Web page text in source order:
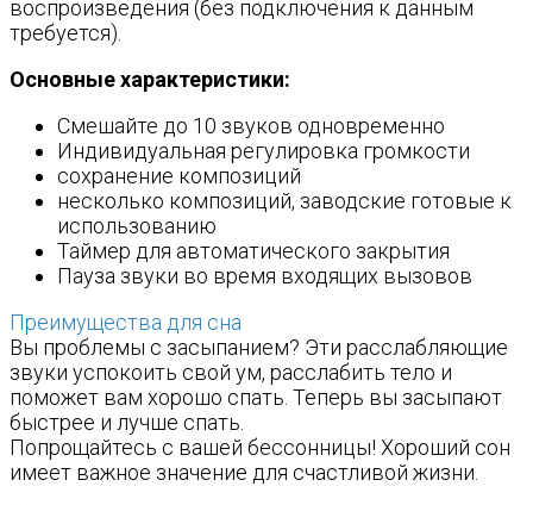
воспроизведения (без подключения к данным
требуется).
Основные характеристики:
Смешайте до 10 звуков одновременно
Индивидуальная регулировка громкости
сохранение композиций
несколько композиций, заводские готовые к
использованию
Таймер для автоматического закрытия
Пауза звуки во время входящих вызовов
Преимущества для сна
Вы проблемы с засыпанием? Эти расслабляющие
звуки успокоить свой ум, расслабить тело и
поможет вам хорошо спать. Теперь вы засыпают
быстрее и лучше спать.
Попрощайтесь с вашей бессонницы! Хороший сон
имеет важное значение для счастливой жизни.